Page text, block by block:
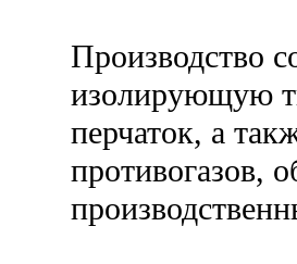
Производство
изолирующую
перчаток, а
противогазов,